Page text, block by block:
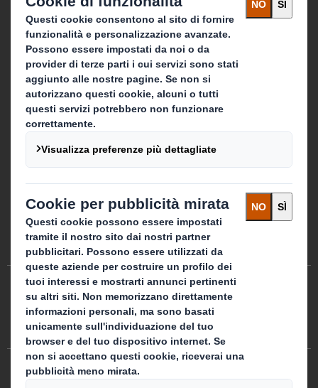
Seguici
Cookie Preferenze
Terms of Use
Modern Slavery Statement
Privacy Policy
Site map
DS Smith 2026 Tutti i diritti riservati